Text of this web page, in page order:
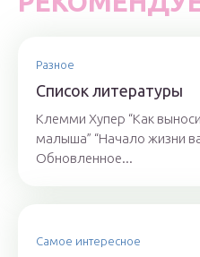
Разное
Список литературы
Клемми Хупер “Как
малыша” “Начало жизни
Обновленное...
Самое интересное